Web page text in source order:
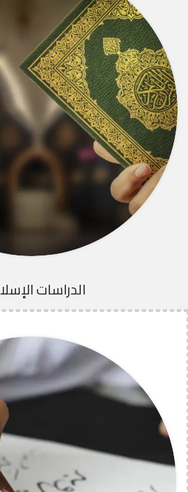
الدراسات